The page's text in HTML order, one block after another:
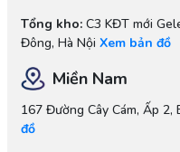
Tổng kho:C3 KĐT mới
Đông, Hà Nội Xem bản đồ
Miền Nam
167 Đường Cây Cám, Ấp 2,
đồ